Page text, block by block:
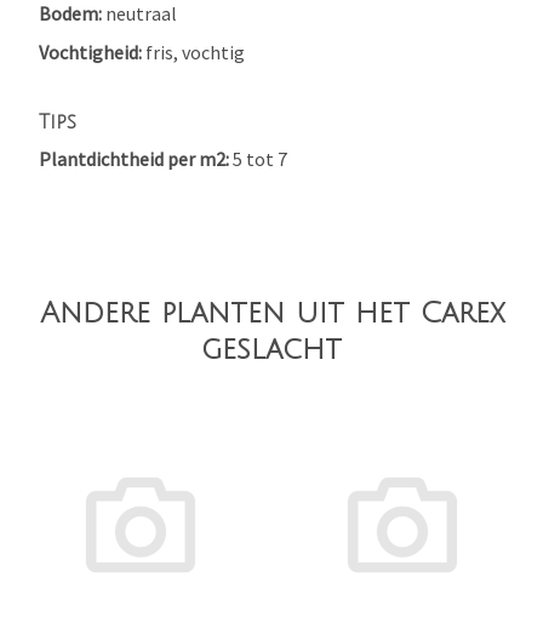
Bodem neutraal
Vochtigheid fris, vochtig
Tips
Plantdichtheid per m2 5 tot 7
Andere planten uit het Carex
geslacht